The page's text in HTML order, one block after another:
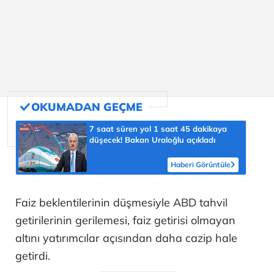
7 saat süren yol 1 saat 45 dakikaya
düşecek! Bakan Uraloğlu açıkladı
Haberi Görüntüle
Faiz beklentilerinin düşmesiyle ABD tahvil
getirilerinin gerilemesi, faiz getirisi olmayan
altını yatırımcılar açısından daha cazip hale
getirdi.